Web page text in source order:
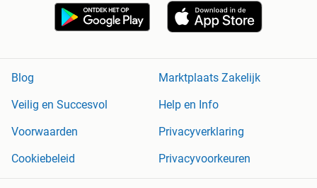
Blog
Marktplaats Zakelijk
Veilig en Succesvol
Help en Info
Voorwaarden
Privacyverklaring
Cookiebeleid
Privacyvoorkeuren